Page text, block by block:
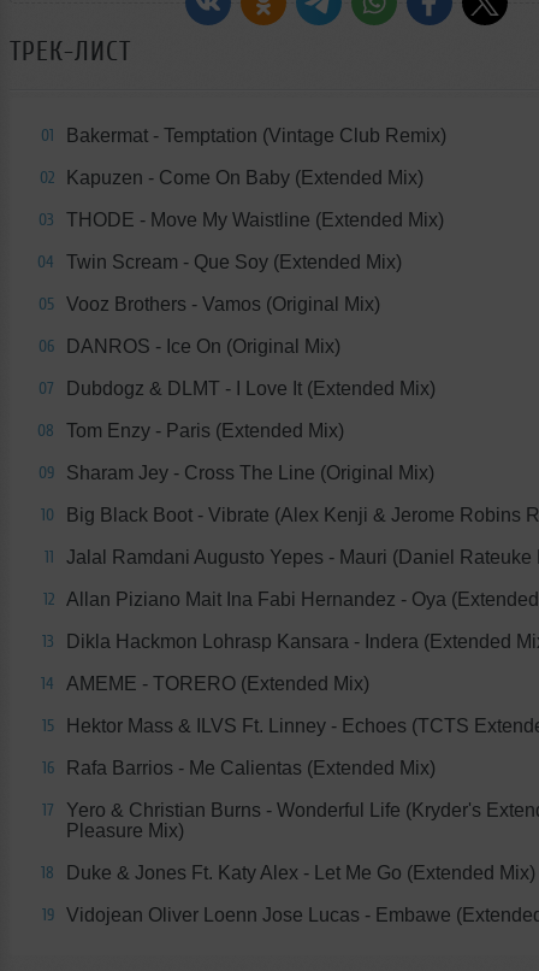
ТРЕК-ЛИСТ
01 Bakermat - Temptation (Vintage Club Remix)
02 Kapuzen - Come On Baby (Extended Mix)
03 THODE - Move My Waistline (Extended Mix)
04 Twin Scream - Que Soy (Extended Mix)
05 Vooz Brothers - Vamos (Original Mix)
06 DANROS - Ice On (Original Mix)
07 Dubdogz & DLMT - I Love It (Extended Mix)
08 Tom Enzy - Paris (Extended Mix)
09 Sharam Jey - Cross The Line (Original Mix)
10 Big Black Boot - Vibrate (Alex Kenji & Jerome Robins
11 Jalal Ramdani Augusto Yepes - Mauri (Daniel Rateuke
12 Allan Piziano Mait Ina Fabi Hernandez - Oya
13 Dikla Hackmon Lohrasp Kansara - Indera (Extended
14 AMEME - TORERO (Extended Mix)
15 Hektor Mass & ILVS Ft. Linney - Echoes (TCTS
16 Rafa Barrios - Me Calientas (Extended Mix)
17
Yero & Christian Burns - Wonderful Life (Kryder's
Pleasure Mix)
18 Duke & Jones Ft. Katy Alex - Let Me Go (Extended Mix)
19 Vidojean Oliver Loenn Jose Lucas - Embawe